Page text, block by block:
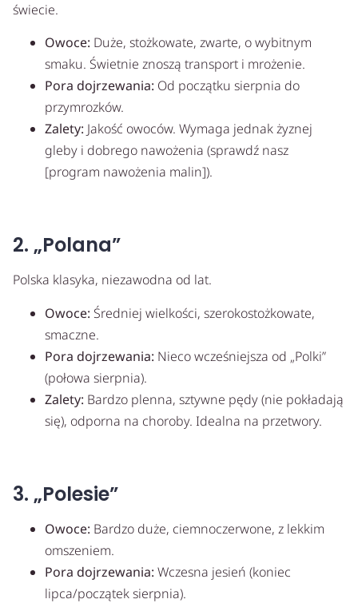
świecie.
Owoce: Duże, stożkowate, zwarte, o wybitnym
smaku. Świetnie znoszą transport i mrożenie.
Pora dojrzewania: Od początku sierpnia do
przymrozków.
Zalety: Jakość owoców. Wymaga jednak żyznej
gleby i dobrego nawożenia (sprawdź nasz
[program nawożenia malin]).
2. „Polana”
Polska klasyka, niezawodna od lat.
Owoce: Średniej wielkości, szerokostożkowate,
smaczne.
Pora dojrzewania: Nieco wcześniejsza od „Polki”
(połowa sierpnia).
Zalety: Bardzo plenna, sztywne pędy (nie pokładają
się), odporna na choroby. Idealna na przetwory.
3. „Polesie”
Owoce: Bardzo duże, ciemnoczerwone, z lekkim
omszeniem.
Pora dojrzewania: Wczesna jesień (koniec
lipca/początek sierpnia).